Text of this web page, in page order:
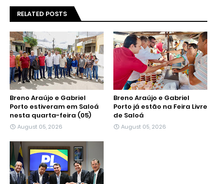
RELATED POSTS
Breno Araújo e Gabriel
Porto estiveram em Saloá
nesta quarta-feira (05)
August 05, 2026
Breno Araújo e Gabriel
Porto já estão na Feira Livre
de Saloá
August 05, 2026